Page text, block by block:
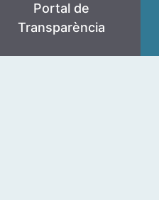
Portal de
Transparència